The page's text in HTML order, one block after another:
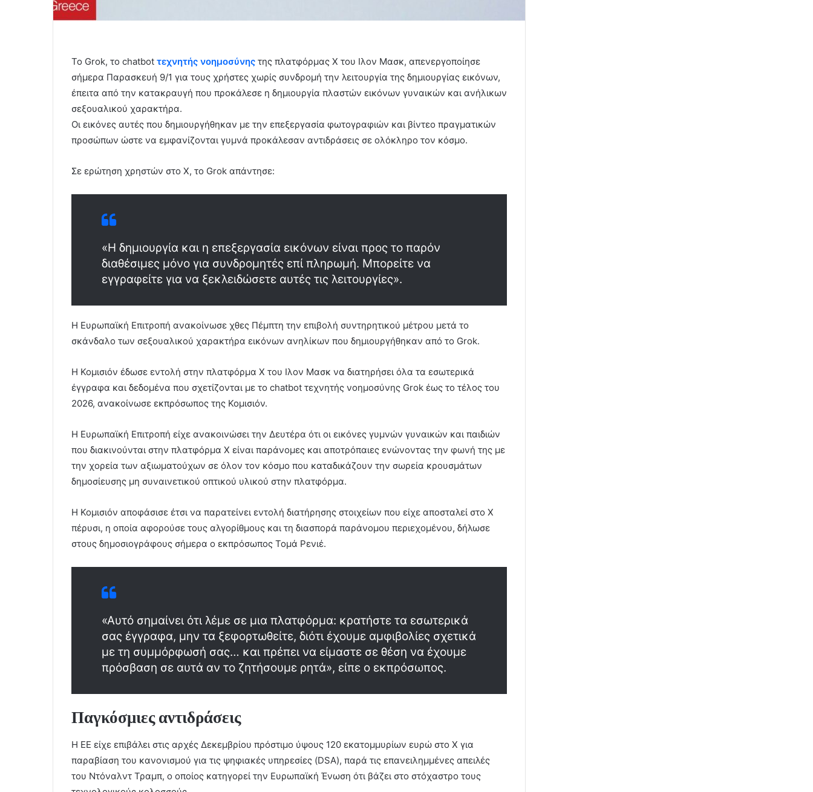
Το Grok, το chatbot τεχνητής νοημοσύνης της πλατφόρμας Χ του Ιλον Μασκ, απενεργοποίησε
σήμερα Παρασκευή 9/1 για τους χρήστες χωρίς συνδρομή την λειτουργία της δημιουργίας εικόνων,
έπειτα από την κατακραυγή που προκάλεσε η δημιουργία πλαστών εικόνων γυναικών και ανήλικων
σεξουαλικού χαρακτήρα.
Οι εικόνες αυτές που δημιουργήθηκαν με την επεξεργασία φωτογραφιών και βίντεο πραγματικών
προσώπων ώστε να εμφανίζονται γυμνά προκάλεσαν αντιδράσεις σε ολόκληρο τον κόσμο.
Σε ερώτηση χρηστών στο Χ, το Grok απάντησε:
«Η δημιουργία και η επεξεργασία εικόνων είναι προς το παρόν
διαθέσιμες μόνο για συνδρομητές επί πληρωμή. Μπορείτε να
εγγραφείτε για να ξεκλειδώσετε αυτές τις λειτουργίες».
Η Ευρωπαϊκή Επιτροπή ανακοίνωσε χθες Πέμπτη την επιβολή συντηρητικού μέτρου μετά το
σκάνδαλο των σεξουαλικού χαρακτήρα εικόνων ανηλίκων που δημιουργήθηκαν από το Grok.
Η Κομισιόν έδωσε εντολή στην πλατφόρμα X του Ιλον Μασκ να διατηρήσει όλα τα εσωτερικά
έγγραφα και δεδομένα που σχετίζονται με το chatbot τεχνητής νοημοσύνης Grok έως το τέλος του
2026, ανακοίνωσε εκπρόσωπος της Κομισιόν.
Η Ευρωπαϊκή Επιτροπή είχε ανακοινώσει την Δευτέρα ότι οι εικόνες γυμνών γυναικών και παιδιών
που διακινούνται στην πλατφόρμα X είναι παράνομες και αποτρόπαιες ενώνοντας την φωνή της με
την χορεία των αξιωματούχων σε όλον τον κόσμο που καταδικάζουν την σωρεία κρουσμάτων
δημοσίευσης μη συναινετικού οπτικού υλικού στην πλατφόρμα.
Η Κομισιόν αποφάσισε έτσι να παρατείνει εντολή διατήρησης στοιχείων που είχε αποσταλεί στο X
πέρυσι, η οποία αφορούσε τους αλγορίθμους και τη διασπορά παράνομου περιεχομένου, δήλωσε
στους δημοσιογράφους σήμερα ο εκπρόσωπος Τομά Ρενιέ.
«Αυτό σημαίνει ότι λέμε σε μια πλατφόρμα: κρατήστε τα εσωτερικά
σας έγγραφα, μην τα ξεφορτωθείτε, διότι έχουμε αμφιβολίες σχετικά
με τη συμμόρφωσή σας… και πρέπει να είμαστε σε θέση να έχουμε
πρόσβαση σε αυτά αν το ζητήσουμε ρητά», είπε ο εκπρόσωπος.
Παγκόσμιες αντιδράσεις
Η ΕΕ είχε επιβάλει στις αρχές Δεκεμβρίου πρόστιμο ύψους 120 εκατομμυρίων ευρώ στο X για
παραβίαση του κανονισμού για τις ψηφιακές υπηρεσίες (DSA), παρά τις επανειλημμένες απειλές
του Ντόναλντ Τραμπ, ο οποίος κατηγορεί την Ευρωπαϊκή Ένωση ότι βάζει στο στόχαστρο τους